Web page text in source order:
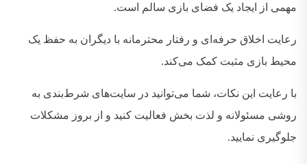
مهمی از ایجاد یک فضای بازی سالم است.
رعایت اخلاق حرفه‌ای و رفتار محترمانه با دیگران به حفظ یک
محیط بازی مثبت کمک می‌کند.
با رعایت این نکات، شما می‌توانید در سایت‌های شرط‌بندی به
روشی مسئولانه و لذت‌ بخش فعالیت کنید و از بروز مشکلات
جلوگیری نمایید.